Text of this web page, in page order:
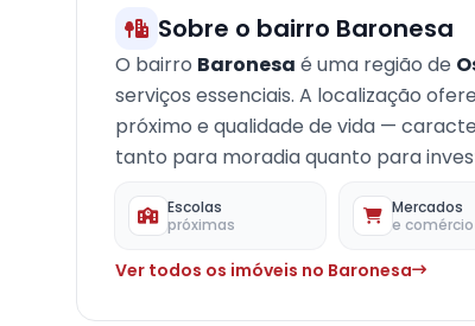
Sobre o bairro Baronesa
O bairro Baronesa é uma região de
serviços essenciais. A localização
próximo e qualidade de vida —
tanto para moradia quanto para
Escolas
próximas
Mercados
e comércio
Ver todos os imóveis no Baronesa